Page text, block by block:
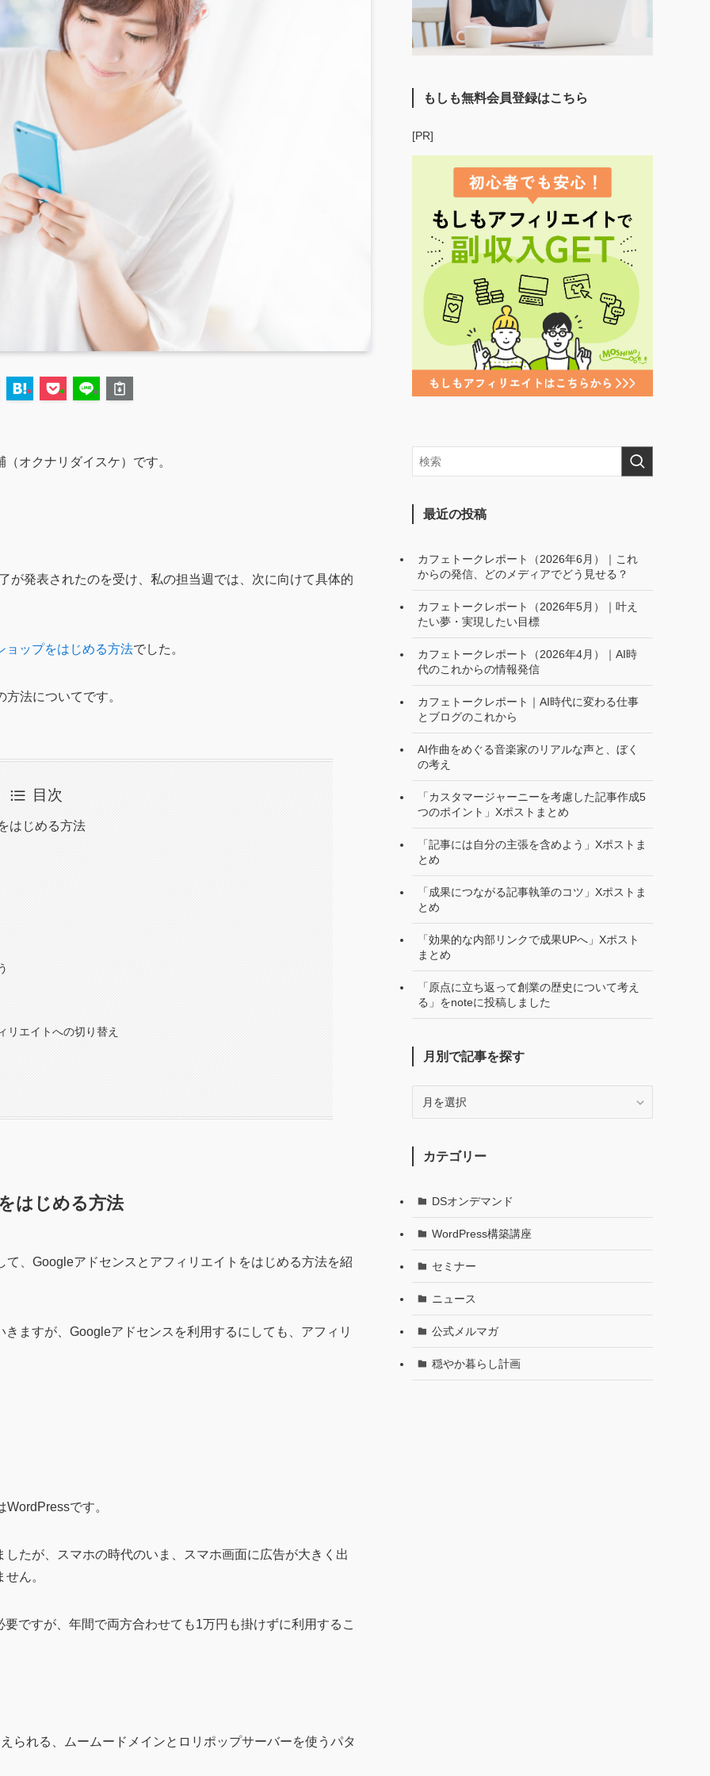
オクナリダイスケ）です。
が発表されたのを受け、私の担当週では、次に向けて具体的
ョップをはじめる方法でした。
法についてです。
目次
はじめる方法
リエイトへの切り替え
はじめる方法
、Googleアドセンスとアフィリエイトをはじめる方法を紹
ますが、Googleアドセンスを利用するにしても、アフィリ
です。
たが、スマホの時代のいま、スマホ画面に広告が大きく出
ん。
ですが、年間で両方合わせても1万円も掛けずに利用するこ
られる、ムームードメインとロリポップサーバーを使うパタ
もしも無料会員登録はこちら
[PR]
最近の投稿
カフェトークレポート（2026年6月）｜これ
からの発信、どのメディアでどう見せる？
カフェトークレポート（2026年5月）｜叶え
たい夢・実現したい目標
カフェトークレポート（2026年4月）｜AI時
代のこれからの情報発信
カフェトークレポート｜AI時代に変わる仕事
とブログのこれから
AI作曲をめぐる音楽家のリアルな声と、ぼく
の考え
「カスタマージャーニーを考慮した記事作成5
つのポイント」Xポストまとめ
「記事には自分の主張を含めよう」Xポストま
とめ
「成果につながる記事執筆のコツ」Xポストま
とめ
「効果的な内部リンクで成果UPへ」Xポスト
まとめ
「原点に立ち返って創業の歴史について考え
る」をnoteに投稿しました
月別で記事を探す
記
探
す
カテゴリー
DSオンデマンド
WordPress構築講座
セミナー
ニュース
公式メルマガ
穏やか暮らし計画